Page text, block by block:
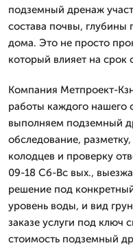
подземный дренаж
состава почвы,
дома. Это не просто
который влияет на срок
Компания Метпроект-
работы каждого нашего
выполняем подземный
обследование,
колодцев и проверку
09-18 Сб-Вс вых.,
решение под
уровень воды, и вид
заказе услуги под ключ
стоимость подземный